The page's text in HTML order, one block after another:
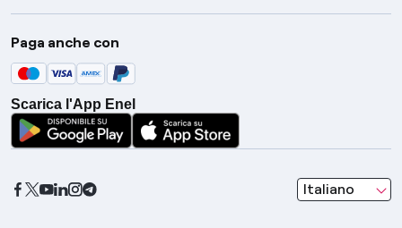
Enel Group
Enel Green Power
Global Trading
Global Procurement
Gridspertise
Paga anche con
Scarica l'App Enel
Italiano
seleziona una